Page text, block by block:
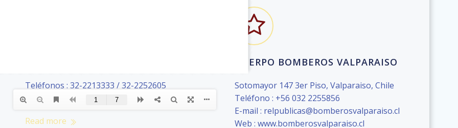
Teléfonos : 32-2213333 / 32-2252605
e-mail : contacto@terceravalparaiso.cl
Read more
CUERPO BOMBEROS VALPARAISO
Sotomayor 147 3er Piso, Valparaiso, Chile
Teléfono : +56 032 2255856
E-mail : relpublicas@bomberosvalparaiso.cl
Web : www.bomberosvalparaiso.cl